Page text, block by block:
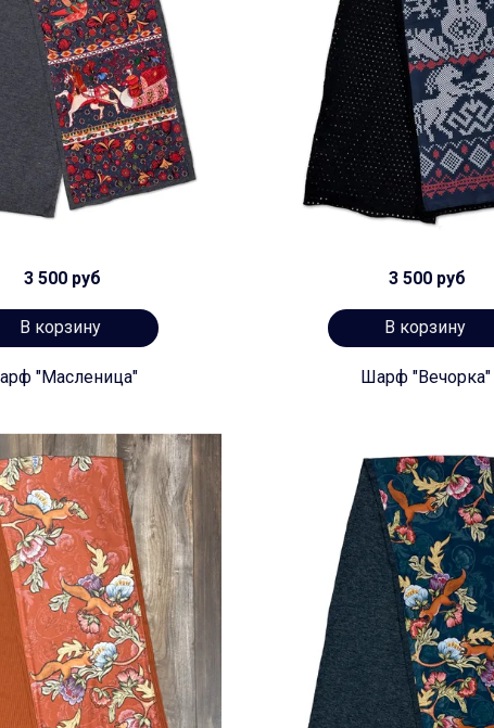
3 500 руб
В корзину
"Масленица"
3 500 руб
В корзину
Шарф "Вечорка"